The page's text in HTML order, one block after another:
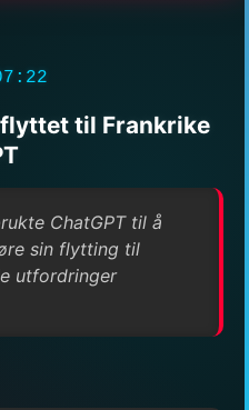
til Frankrike
ChatGPT til å
sin flytting til
utfordringer